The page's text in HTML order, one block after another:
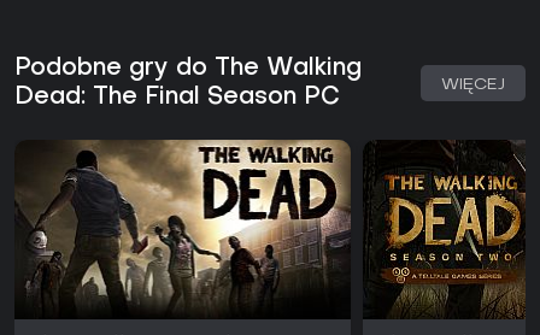
Podobne gry do The Walking
Dead: The Final Season PC
WIĘCEJ